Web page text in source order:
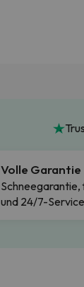
Volle Garantie
und 24/7-